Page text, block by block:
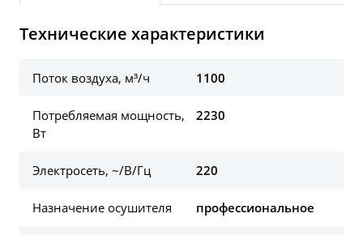
Технические характеристики
Поток воздуха, м³/ч 1100
Потребляемая мощность,
Вт
2230
Электросеть, ~/В/Гц 220
Назначение осушителя профессиональное